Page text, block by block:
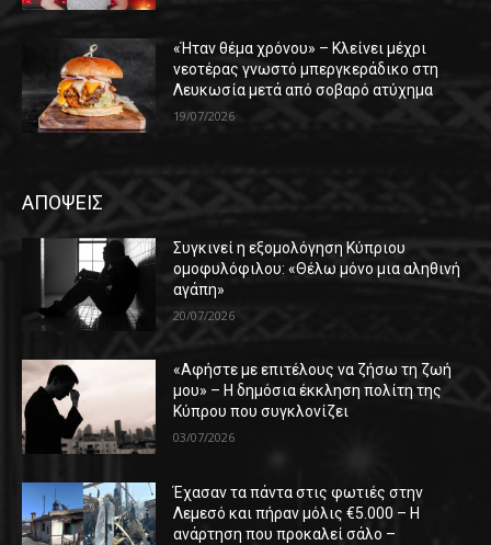
«Ήταν θέμα χρόνου» – Κλείνει μέχρι
νεοτέρας γνωστό μπεργκεράδικο στη
Λευκωσία μετά από σοβαρό ατύχημα
19/07/2026
ΑΠΟΨΕΙΣ
Συγκινεί η εξομολόγηση Κύπριου
ομοφυλόφιλου: «Θέλω μόνο μια αληθινή
αγάπη»
20/07/2026
«Αφήστε με επιτέλους να ζήσω τη ζωή
μου» – Η δημόσια έκκληση πολίτη της
Κύπρου που συγκλονίζει
03/07/2026
Έχασαν τα πάντα στις φωτιές στην
Λεμεσό και πήραν μόλις €5.000 – Η
ανάρτηση που προκαλεί σάλο –